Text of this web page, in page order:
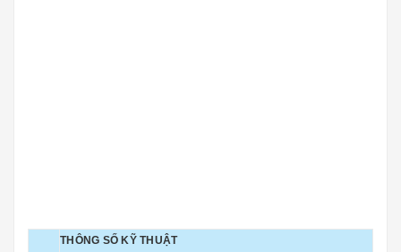
THÔNG SỐ KỸ THUẬT